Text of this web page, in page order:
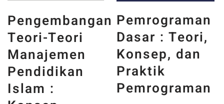
Pemrograman
Dasar : Teori,
Konsep, dan
Praktik
Pemrograman
PANCASILA
DAN WAJAH
INDONESIA :
MEMORI,
PENGALAMAN,
DAN